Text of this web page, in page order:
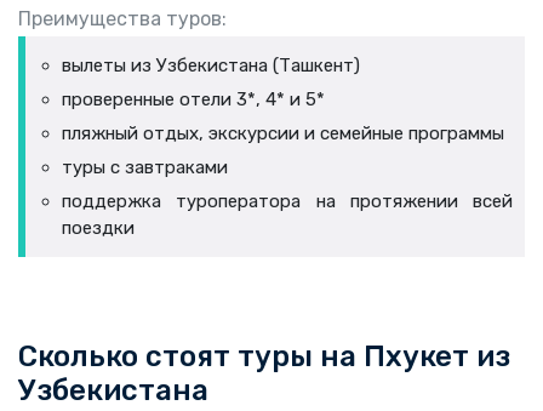
Преимущества туров:
вылеты из Узбекистана (Ташкент)
проверенные отели 3*, 4* и 5*
пляжный отдых, экскурсии и семейные программы
туры с завтраками
поддержка туроператора на протяжении всей
поездки
Сколько стоят туры на Пхукет из
Узбекистана